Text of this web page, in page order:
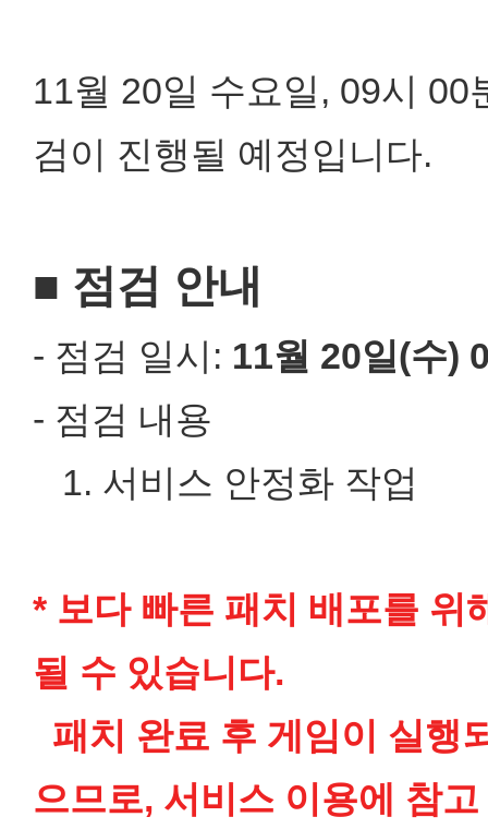
11월 20일 수요일, 09시
검이 진행될 예정입니다.
■ 점검 안내
- 점검 일시: 11월 20일(수)
- 점검 내용
1. 서비스 안정화 작업
* 보다 빠른 패치 배포를 위
될 수 있습니다.
패치 완료 후 게임이 실행
으므로, 서비스 이용에 참